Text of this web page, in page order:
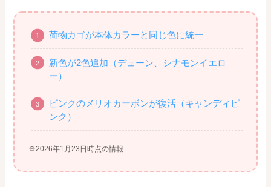
荷物カゴが本体カラーと同じ色に統一
新色が2色追加（デューン、シナモンイエロ
ー）
ピンクのメリオカーボンが復活（キャンディピ
ンク）
※2026年1月23日時点の情報